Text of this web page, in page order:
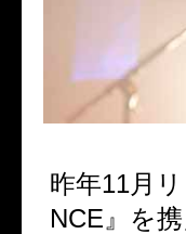
昨年11月
NCE 』を